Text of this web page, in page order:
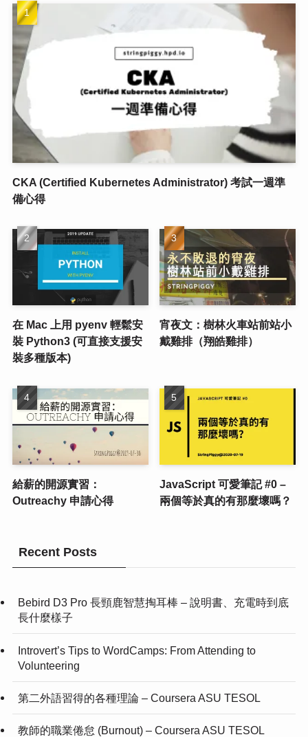
CKA (Certified Kubernetes Administrator) 考試一週準
備心得
在 Mac 上用 pyenv 輕鬆安
裝 Python3 (可直接支援安
裝多種版本)
宵夜文：樹林火車站前站小
戴雞排（翔皓雞排）
給薪的開源實習：
Outreachy 申請心得
JavaScript 可愛筆記 #0 –
兩個等於真的有那麼壞嗎？
Recent Posts
Bebird D3 Pro 長頸鹿智慧掏耳棒 – 說明書、充電時到底
長什麼樣子
Introvert’s Tips to WordCamps: From Attending to
Volunteering
第二外語習得的各種理論 – Coursera ASU TESOL
教師的職業倦怠 (Burnout) – Coursera ASU TESOL